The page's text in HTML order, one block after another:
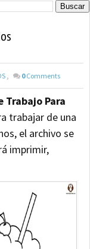
, 0 Comments
Trabajo Para
trabajar de una
el archivo se
imprimir,